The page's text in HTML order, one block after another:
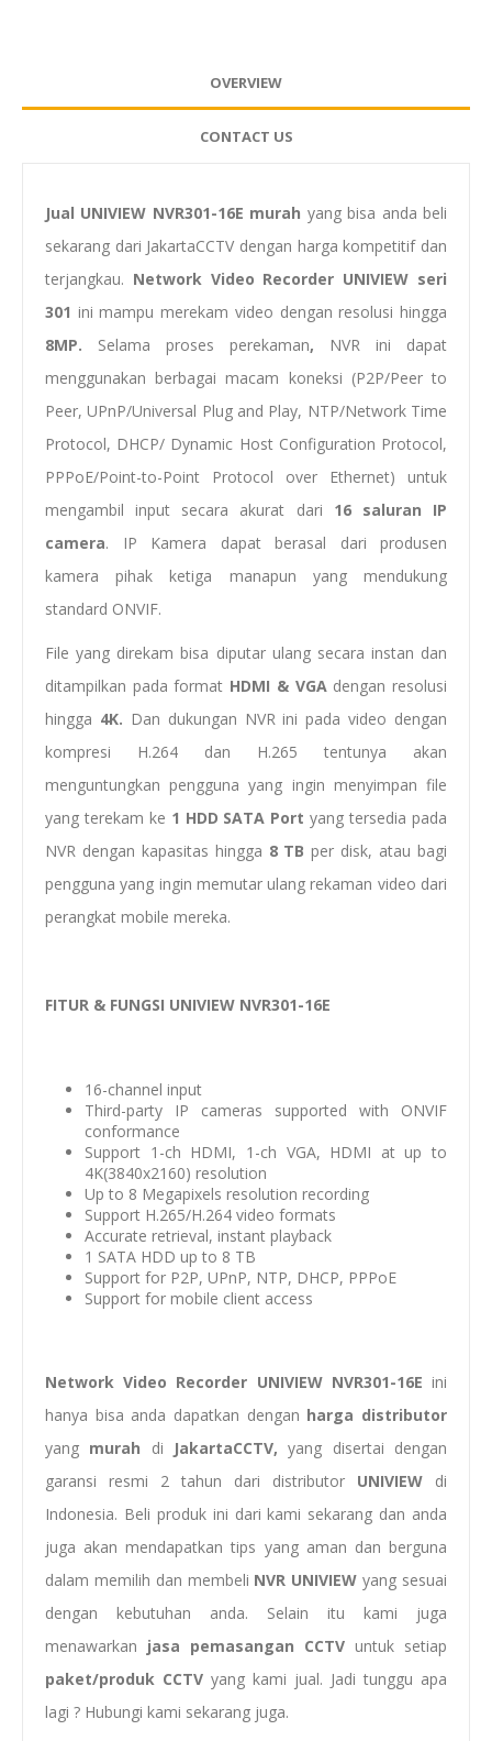
OVERVIEW
CONTACT US
Jual UNIVIEW NVR301-16E murah yang bisa anda beli
sekarang dari JakartaCCTV dengan harga kompetitif dan
terjangkau. Network Video Recorder UNIVIEW seri
301 ini mampu merekam video dengan resolusi hingga
8MP. Selama proses perekaman, NVR ini dapat
menggunakan berbagai macam koneksi (P2P/Peer to
Peer, UPnP/Universal Plug and Play, NTP/Network Time
Protocol, DHCP/ Dynamic Host Configuration Protocol,
PPPoE/Point-to-Point Protocol over Ethernet) untuk
mengambil input secara akurat dari 16 saluran IP
camera. IP Kamera dapat berasal dari produsen
kamera pihak ketiga manapun yang mendukung
standard ONVIF.
File yang direkam bisa diputar ulang secara instan dan
ditampilkan pada format HDMI & VGA dengan resolusi
hingga 4K. Dan dukungan NVR ini pada video dengan
kompresi H.264 dan H.265 tentunya akan
menguntungkan pengguna yang ingin menyimpan file
yang terekam ke 1 HDD SATA Portyang tersedia pada
NVR dengan kapasitas hingga 8 TB per disk, atau bagi
pengguna yang ingin memutar ulang rekaman video dari
perangkat mobile mereka.
FITUR & FUNGSI UNIVIEW NVR301-16E
16-channel input
Third-party IP cameras supported with ONVIF
conformance
Support 1-ch HDMI, 1-ch VGA, HDMI at up to
4K(3840x2160) resolution
Up to 8 Megapixels resolution recording
Support H.265/H.264 video formats
Accurate retrieval, instant playback
1 SATA HDD up to 8 TB
Support for P2P, UPnP, NTP, DHCP, PPPoE
Support for mobile client access
Network Video Recorder UNIVIEW NVR301-16E ini
hanya bisa anda dapatkan dengan harga distributor
yang murah di JakartaCCTV,yang disertai dengan
garansi resmi 2 tahun dari distributor UNIVIEW di
Indonesia. Beli produk ini dari kami sekarang dan anda
juga akan mendapatkan tips yang aman dan berguna
dalam memilih dan membeli NVR UNIVIEW yang sesuai
dengan kebutuhan anda. Selain itu kami juga
menawarkan jasa pemasangan CCTV untuk setiap
paket/produk CCTV yang kami jual. Jadi tunggu apa
lagi ? Hubungi kami sekarang juga.